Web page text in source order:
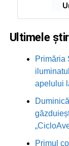
Ultimele
Primăria
apelului
Primul